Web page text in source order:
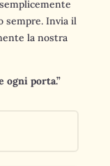
sempre. Invia il
la nostra
ogni porta.”